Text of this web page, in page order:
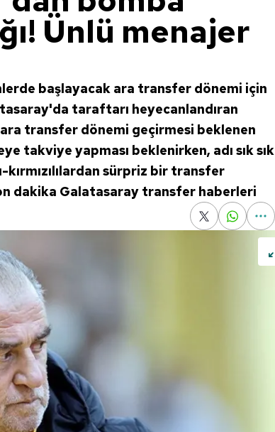
Ünlü menajer
başlayacak ara transfer dönemi için
taraftarı heyecanlandıran
ara transfer dönemi geçirmesi beklenen
takviye yapması beklenirken, adı sık sık
kırmızılılardan sürpriz bir transfer
dakika Galatasaray transfer haberleri